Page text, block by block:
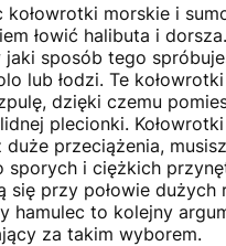
kołowrotki morskie i
łowić halibuta i
sposób tego
lub łodzi. Te
dzięki czemu
plecionki.
duże przeciążenia,
sporych i ciężkich
się przy połowie dużych
hamulec to kolejny
za takim wyborem.